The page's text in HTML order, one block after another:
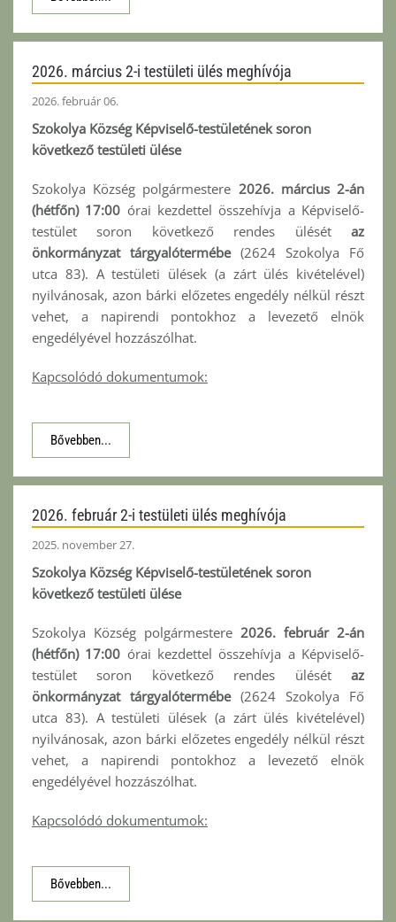
2026. március 2-i testületi ülés meghívója
2026. február 06.
Szokolya Község Képviselő-testületének soron
következő testületi ülése
Szokolya Község polgármestere 2026. március 2-án
(hétfőn) 17:00 órai kezdettel összehívja a Képviselő-
testület soron következő rendes ülését az
önkormányzat tárgyalótermébe (2624 Szokolya Fő
utca 83). A testületi ülések (a zárt ülés kivételével)
nyilvánosak, azon bárki előzetes engedély nélkül részt
vehet, a napirendi pontokhoz a levezető elnök
engedélyével hozzászólhat.
Kapcsolódó dokumentumok:
Bővebben...
2026. február 2-i testületi ülés meghívója
2025. november 27.
Szokolya Község Képviselő-testületének soron
következő testületi ülése
Szokolya Község polgármestere 2026. február 2-án
(hétfőn) 17:00 órai kezdettel összehívja a Képviselő-
testület soron következő rendes ülését az
önkormányzat tárgyalótermébe (2624 Szokolya Fő
utca 83). A testületi ülések (a zárt ülés kivételével)
nyilvánosak, azon bárki előzetes engedély nélkül részt
vehet, a napirendi pontokhoz a levezető elnök
engedélyével hozzászólhat.
Kapcsolódó dokumentumok:
Bővebben...